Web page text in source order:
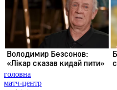
головна
матч-центр